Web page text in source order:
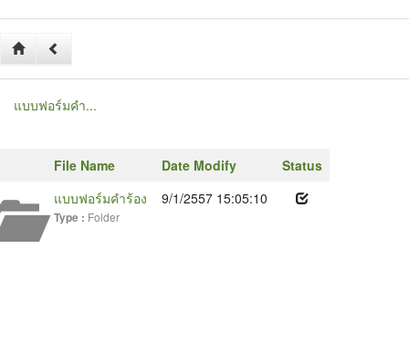
แบบฟอร์มคำ...
File Name Date Modify
Status
แบบฟอร์มคำร้อง
Type : Folder
9/1/2557 15:05:10